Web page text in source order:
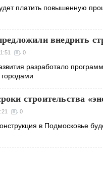
платить повышенную
внедрить
0
разработало
строительства
0
в Подмосковье